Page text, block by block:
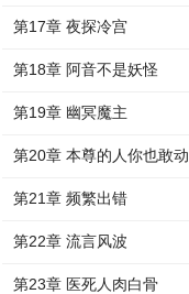
第17章 夜探冷宫
第18章 阿音不是妖怪
第19章 幽冥魔主
第20章 本尊的人你也敢动
第21章 频繁出错
第22章 流言风波
第23章 医死人肉白骨